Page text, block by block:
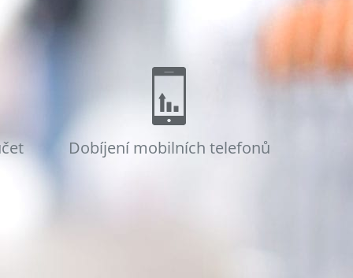
Dobíjení mobilních telefonů